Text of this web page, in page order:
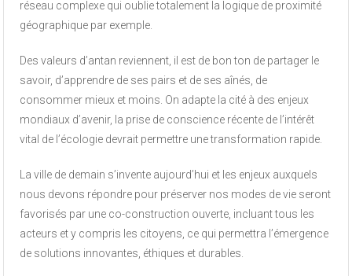
réseau complexe qui oublie totalement la logique de proximité
géographique par exemple.
Des valeurs d’antan reviennent, il est de bon ton de partager le
savoir, d’apprendre de ses pairs et de ses aînés, de
consommer mieux et moins. On adapte la cité à des enjeux
mondiaux d’avenir, la prise de conscience récente de l’intérêt
vital de l’écologie devrait permettre une transformation rapide.
La ville de demain s’invente aujourd’hui et les enjeux auxquels
nous devons répondre pour préserver nos modes de vie seront
favorisés par une co-construction ouverte, incluant tous les
acteurs et y compris les citoyens, ce qui permettra l’émergence
de solutions innovantes, éthiques et durables.